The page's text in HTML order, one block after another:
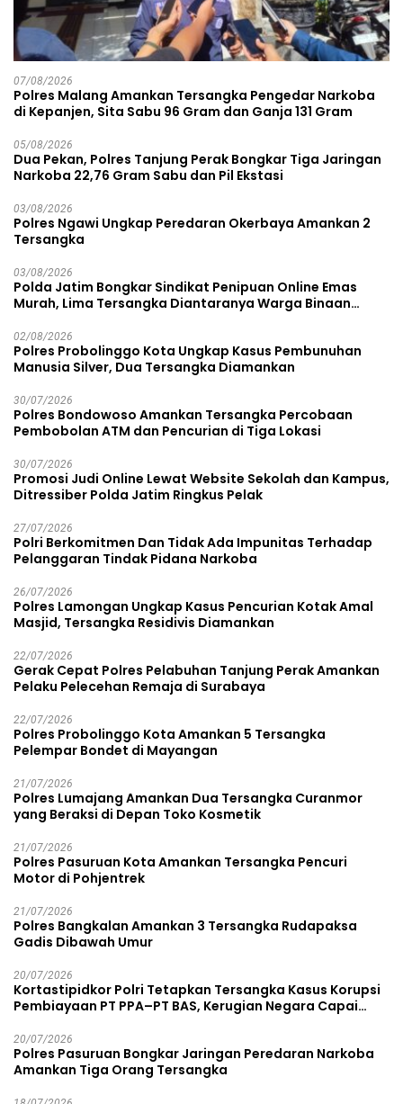
07/08/2026
Polres Malang Amankan Tersangka Pengedar Narkoba
di Kepanjen, Sita Sabu 96 Gram dan Ganja 131 Gram
05/08/2026
Dua Pekan, Polres Tanjung Perak Bongkar Tiga Jaringan
Narkoba 22,76 Gram Sabu dan Pil Ekstasi
03/08/2026
Polres Ngawi Ungkap Peredaran Okerbaya Amankan 2
Tersangka
03/08/2026
Polda Jatim Bongkar Sindikat Penipuan Online Emas
Murah, Lima Tersangka Diantaranya Warga Binaan
02/08/2026
Polres Probolinggo Kota Ungkap Kasus Pembunuhan
Manusia Silver, Dua Tersangka Diamankan
30/07/2026
Polres Bondowoso Amankan Tersangka Percobaan
Pembobolan ATM dan Pencurian di Tiga Lokasi
30/07/2026
Promosi Judi Online Lewat Website Sekolah dan Kampus,
Ditressiber Polda Jatim Ringkus Pelak
27/07/2026
Polri Berkomitmen Dan Tidak Ada Impunitas Terhadap
Pelanggaran Tindak Pidana Narkoba
26/07/2026
Polres Lamongan Ungkap Kasus Pencurian Kotak Amal
Masjid, Tersangka Residivis Diamankan
22/07/2026
Gerak Cepat Polres Pelabuhan Tanjung Perak Amankan
Pelaku Pelecehan Remaja di Surabaya
22/07/2026
Polres Probolinggo Kota Amankan 5 Tersangka
Pelempar Bondet di Mayangan
21/07/2026
Polres Lumajang Amankan Dua Tersangka Curanmor
yang Beraksi di Depan Toko Kosmetik
21/07/2026
Polres Pasuruan Kota Amankan Tersangka Pencuri
Motor di Pohjentrek
21/07/2026
Polres Bangkalan Amankan 3 Tersangka Rudapaksa
Gadis Dibawah Umur
20/07/2026
Kortastipidkor Polri Tetapkan Tersangka Kasus Korupsi
Pembiayaan PT PPA–PT BAS, Kerugian Negara Capai
20/07/2026
Polres Pasuruan Bongkar Jaringan Peredaran Narkoba
Amankan Tiga Orang Tersangka